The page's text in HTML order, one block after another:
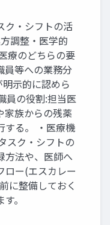
ク・シフトの活
調整・医学的
療のどちらの要
員等への業務分
示的に認めら
員の役割:担当医
家族からの残薬
する。 ・医療機
スク・シフトの
方法や、医師へ
ロー(エスカレー
に整備しておく
。